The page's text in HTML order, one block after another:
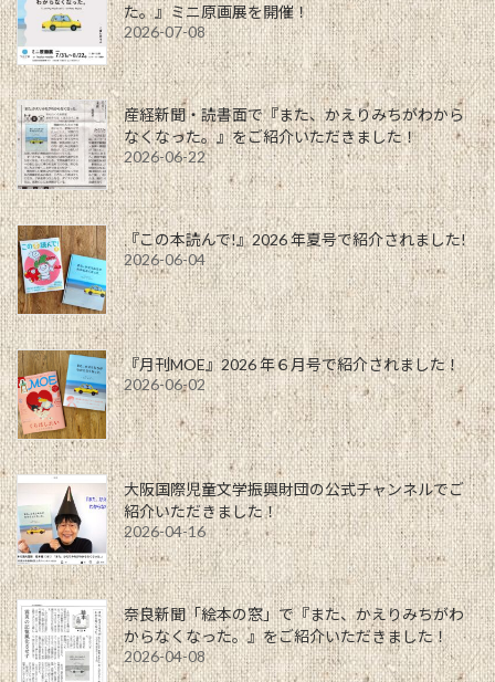
た。』ミニ原画展を開催！
2026-07-08
産経新聞・読書面で『また、かえりみちがわから
なくなった。』をご紹介いただきました！
2026-06-22
『この本読んで!』2026 年夏号で紹介されました!
2026-06-04
『月刊MOE』2026 年６月号で紹介されました！
2026-06-02
大阪国際児童文学振興財団の公式チャンネルでご
紹介いただきました！
2026-04-16
奈良新聞「絵本の窓」で『また、かえりみちがわ
からなくなった。』をご紹介いただきました！
2026-04-08